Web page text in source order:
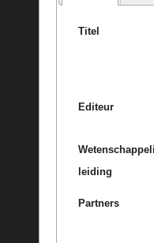
Titel
Editeur
leiding
Partners